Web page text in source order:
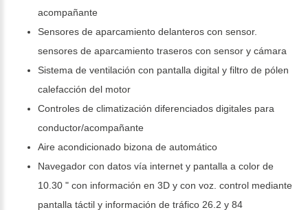
acompañante
Sensores de aparcamiento delanteros con sensor.
sensores de aparcamiento traseros con sensor y cámara
Sistema de ventilación con pantalla digital y filtro de pólen
calefacción del motor
Controles de climatización diferenciados digitales para
conductor/acompañante
Aire acondicionado bizona de automático
Navegador con datos vía internet y pantalla a color de
10.30 " con información en 3D y con voz. control mediante
pantalla táctil y información de tráfico 26.2 y 84